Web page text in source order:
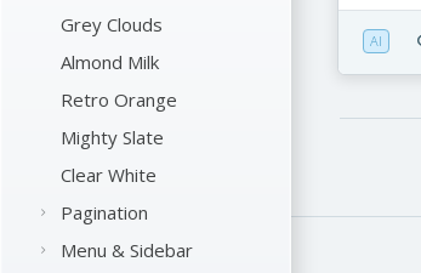
Grey Clouds
Almond Milk
Retro Orange
Mighty Slate
Clear White
Pagination
Menu & Sidebar
AI